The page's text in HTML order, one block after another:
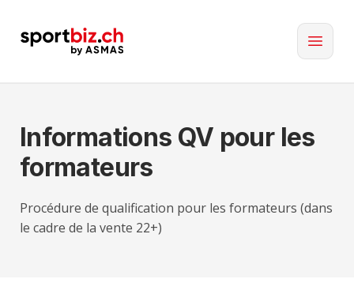
Informations QV pour les
formateurs
Procédure de qualification pour les formateurs (dans
le cadre de la vente 22+)